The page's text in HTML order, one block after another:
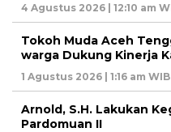
4 Agustus 2026 | 12:10 am
Tokoh Muda Aceh
warga Dukung Kinerja
1 Agustus 2026 | 1:16 am WIB
Arnold, S.H. Lakukan
Pardomuan II